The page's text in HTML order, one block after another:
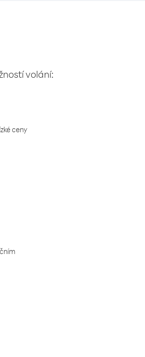
volání:
ceny